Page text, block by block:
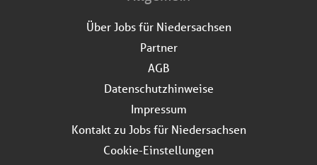
Über Jobs für Niedersachsen
Partner
AGB
Datenschutzhinweise
Impressum
Kontakt zu Jobs für Niedersachsen
Cookie-Einstellungen